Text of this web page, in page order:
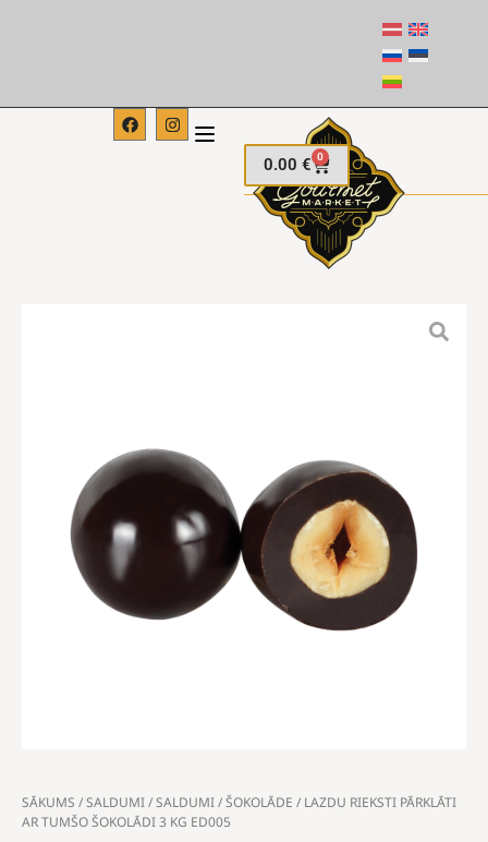
0.00 € 0
SĀKUMS /SALDUMI/SALDUMI/ŠOKOLĀDE / LAZDU RIEKSTI PĀRKLĀTI
AR TUMŠO ŠOKOLĀDI 3 KG ED005